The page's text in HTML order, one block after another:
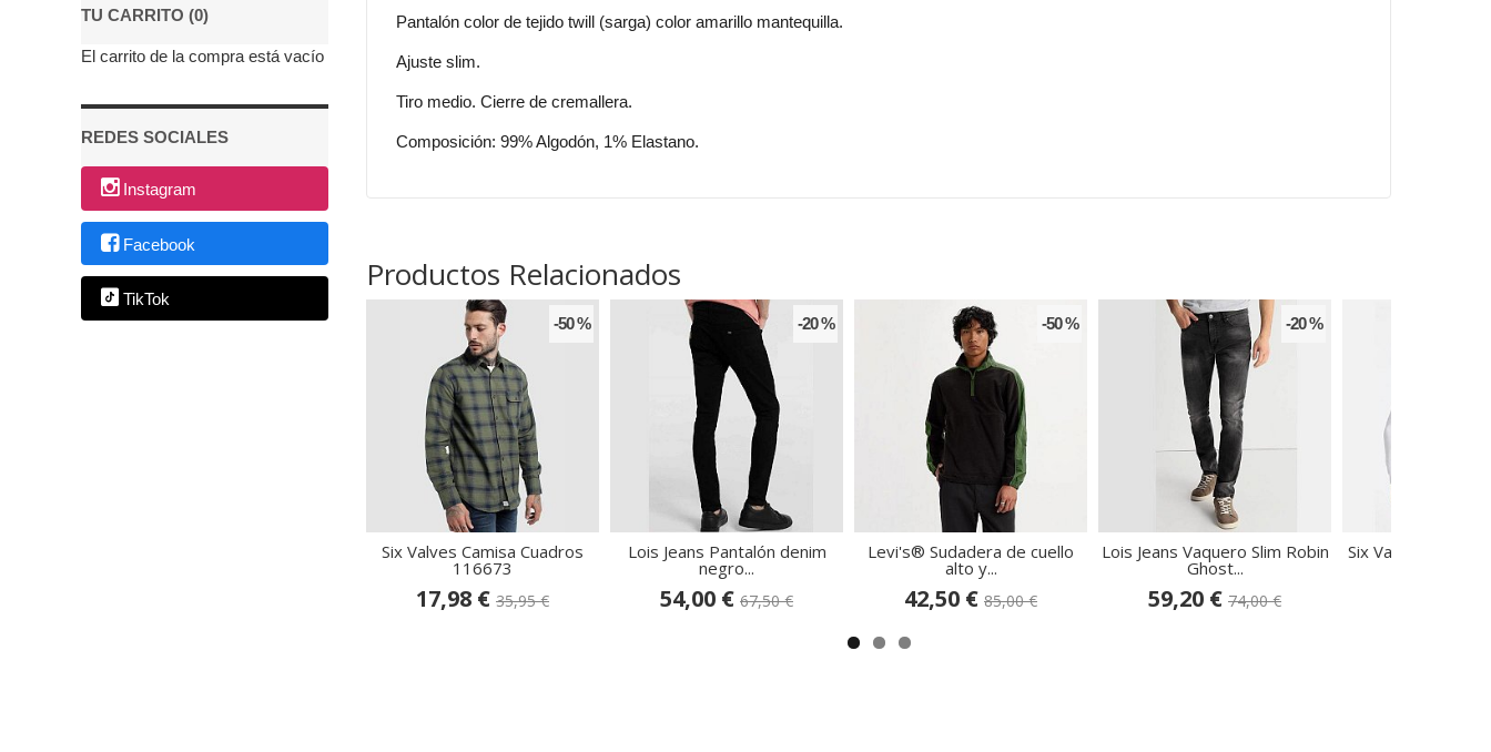
TU CARRITO (0)
El carrito de la compra está vacío
REDES SOCIALES
Instagram
Facebook
TikTok
Pantalón color de tejido twill (sarga) color amarillo mantequilla.
Ajuste slim.
Tiro medio. Cierre de cremallera.
Composición: 99% Algodón, 1% Elastano.
Productos Relacionados
-50 %
Six Valves Camisa Cuadros
116673
17,98 € 35,95 €
-20 %
Lois Jeans Pantalón denim
negro...
54,00 € 67,50 €
-50 %
Levi's® Sudadera de cuello
alto y...
42,50 € 85,00 €
-20 %
Lois Jeans Vaquero Slim Robin
Ghost...
59,20 € 74,00 €
Six Valves